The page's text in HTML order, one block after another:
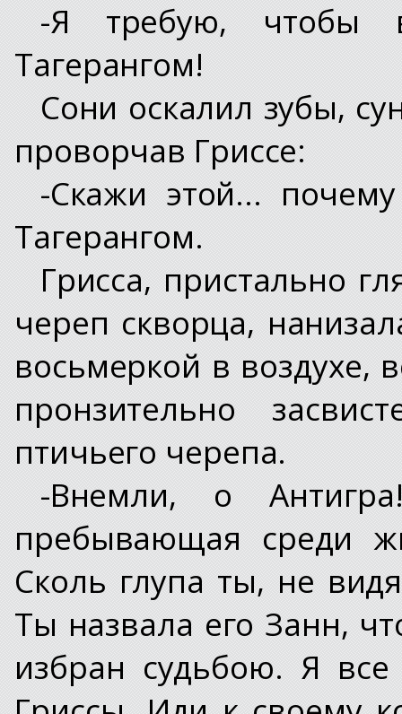
-Я требую, чтобы
Тагерангом!
Сони оскалил зубы,
проворчав Гриссе:
-Скажи этой...
Тагерангом.
Грисса, пристально
череп скворца,
восьмеркой в воздухе,
пронзительно
птичьего черепа.
-Внемли, о
пребывающая среди
Сколь глупа ты, не
Ты назвала его Занн,
избран судьбою. Я